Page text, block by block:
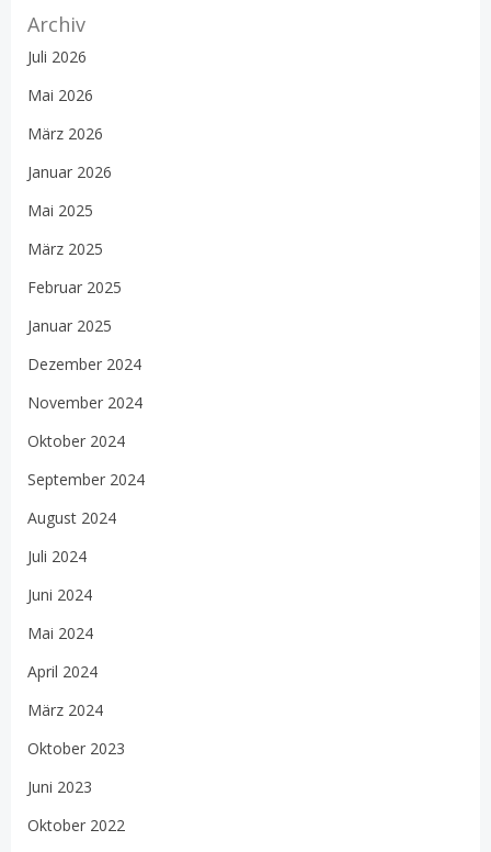
Archiv
Juli 2026
Mai 2026
März 2026
Januar 2026
Mai 2025
März 2025
Februar 2025
Januar 2025
Dezember 2024
November 2024
Oktober 2024
September 2024
August 2024
Juli 2024
Juni 2024
Mai 2024
April 2024
März 2024
Oktober 2023
Juni 2023
Oktober 2022